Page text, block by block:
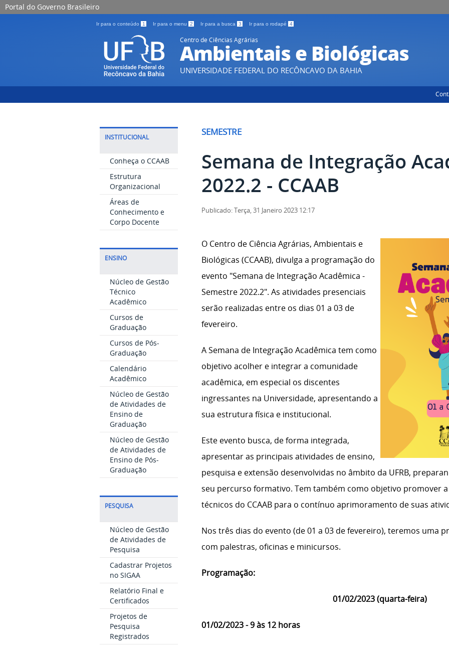
Portal do Governo Brasileiro
Ir para o conteúdo 1 Ir para o menu 2 Ir para a busca 3 Ir para o rodapé 4
Centro de Ciências Agrárias
Ambientais e Biológicas
UNIVERSIDADE FEDERAL DO RECÔNCAVO DA BAHIA
INSTITUCIONAL
Conheça o CCAAB
Estrutura
Organizacional
Áreas de
Conhecimento e
Corpo Docente
ENSINO
Núcleo de Gestão
Técnico
Acadêmico
Cursos de
Graduação
Cursos de Pós-
Graduação
Calendário
Acadêmico
Núcleo de Gestão
de Atividades de
Ensino de
Graduação
Núcleo de Gestão
de Atividades de
Ensino de Pós-
Graduação
PESQUISA
Núcleo de Gestão
de Atividades de
Pesquisa
Cadastrar Projetos
no SIGAA
Relatório Final e
Certificados
Projetos de
Pesquisa
Registrados
SEMESTRE
Semana de Integração
2022.2 - CCAAB
Publicado: Terça, 31 Janeiro 2023 12:17
O Centro de Ciência Agrárias, Ambientais e
Biológicas (CCAAB), divulga a programação do
evento "Semana de Integração Acadêmica -
Semestre 2022.2". As atividades presenciais
serão realizadas entre os dias 01 a 03 de
fevereiro.
A Semana de Integração Acadêmica tem como
objetivo acolher e integrar a comunidade
acadêmica, em especial os discentes
ingressantes na Universidade, apresentando a
sua estrutura física e institucional.
Este evento busca, de forma integrada,
apresentar as principais atividades de ensino,
pesquisa e extensão desenvolvidas no âmbito da UFRB,
seu percurso formativo. Tem também como objetivo promover
técnicos do CCAAB para o contínuo aprimoramento de suas
Nos três dias do evento (de 01 a 03 de fevereiro), teremos uma
com palestras, oficinas e minicursos.
Programação:
01/02/2023 (quarta-feira)
01/02/2023 - 9 às 12 horas